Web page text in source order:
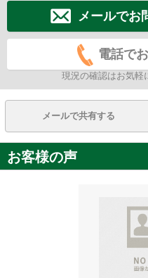
メールでお
電話で
現況の確認はお気軽
メールで共有する
お客様の声